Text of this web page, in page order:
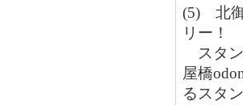
(5) 北御
リー！
スタン
屋橋
るスタ